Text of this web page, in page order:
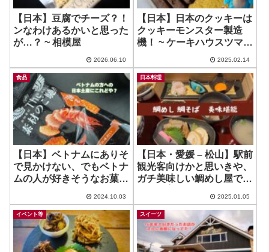
【日本】豆腐でチーズ？！
ンなわけあるかいと思った
が…？ ~ 相模屋
2026.06.10
【日本】日本のクッキーは
クッキーモンスター製造
機！ ~ ケーキハウスツマガ
INFINI
2025.02.14
食品
【日本】ベトナムにありそ
で見かけない、でもベトナ
ムの人が好きそうなお菓
海老
2024.10.03
日本料理
【日本・愛媛 – 松山】駅前
観光客向けかと思いきや、
ガチ美味しい鯛めし屋で鯛
山店
2025.01.05
イベント等 スイーツ